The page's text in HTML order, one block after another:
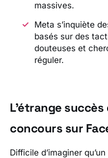
massives.
Meta s’inquiète
basés sur des
douteuses et
réguler.
L’étrange succès
concours sur
Difficile d’imaginer